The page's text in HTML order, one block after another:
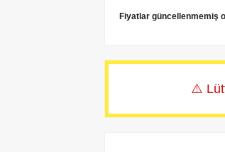
Fiyatlar güncellenmemiş
⚠️